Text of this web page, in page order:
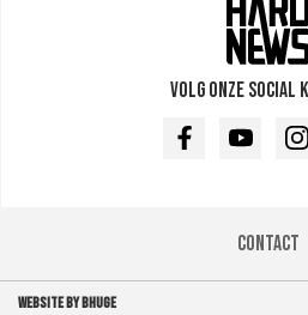
Volg onze social
FacebookYoutube
Contact
WEBSITE BY BHUGE